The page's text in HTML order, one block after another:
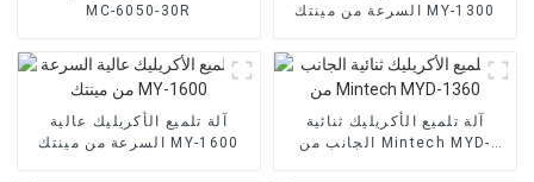
MC-6050-30R
السرعة من مينتك MY-1300
آلة تلميع الأكريليك عالية
السرعة من مينتك MY-1600
آلة تلميع الأكريليك ثنائية
الجانب من Mintech MYD-